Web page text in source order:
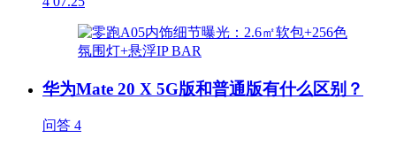
华为Mate 20 X 5G版和普通版有什么区别？
问答 4